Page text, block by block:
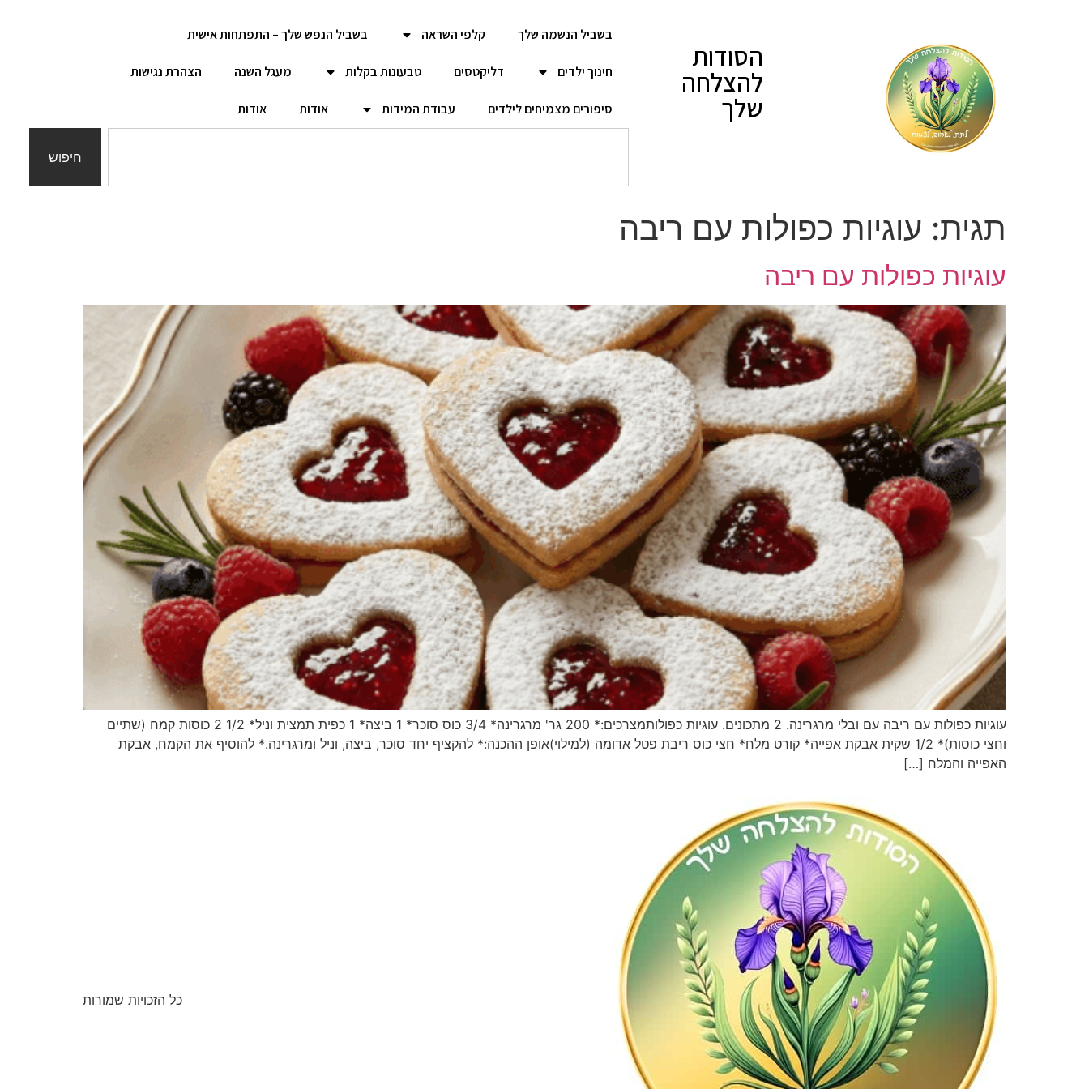
הסודות
להצלחה
שלך
בשביל הנשמה שלך קלפי השראה בשביל הנפש שלך – התפתחות אישית
חינוך ילדים דליקטסים טבעונות בקלות מעגל השנה הצהרת נגישות
סיפורים מצמיחים לילדים עבודת המידות אודות אודות
חיפוש
תגית: עוגיות כפולות עם ריבה
עוגיות כפולות עם ריבה
עוגיות כפולות עם ריבה עם ובלי מרגרינה. 2 מתכונים. עוגיות כפולותמצרכים:* 200 גר' מרגרינה* 3/4 כוס סוכר* 1 ביצה* 1 כפית תמצית וניל* 1/2 2 כוסות קמח (שתיים
וחצי כוסות)* 1/2 שקית אבקת אפייה* קורט מלח* חצי כוס ריבת פטל אדומה (למילוי)אופן ההכנה:* להקציף יחד סוכר, ביצה, וניל ומרגרינה.* להוסיף את הקמח, אבקת
האפייה והמלח […]
כל הזכויות שמורות